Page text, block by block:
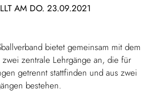
AM DO. 23.09.2021
bietet gemeinsam mit dem
zwei zentrale Lehrgänge an, die für
getrennt stattfinden und aus zwei
bestehen.